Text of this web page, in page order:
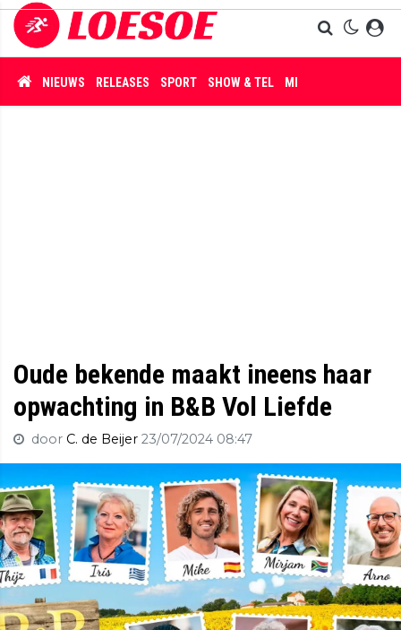
NIEUWS RELEASES SPORT SHOW & TEL MISDAAD
Oude bekende maakt ineens haar
opwachting in B&B Vol Liefde
door C. de Beijer 23/07/2024 08:47